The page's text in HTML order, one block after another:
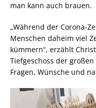
man kann auch brauen.
„Während der Corona-
Menschen daheim viel
kümmern“, erzählt
Tiefgeschoss der
Fragen, Wünsche und